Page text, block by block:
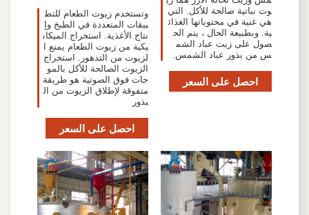
وت نباتية صالحة للأكل. التي
هي غنية في محتوياتها الغذائ
ية. وبطبيعة الحال ، يتم الح
صول على زيت عباد الشم
س من بذور عباد الشمس.
احصل على السعر
وتستخدم زيوت الطعام للتط
بيقات المتعددة في الطبخ وإ
نتاج الأغذية. استخراج الميكان
يكية من زيوت الطعام يمنع ا
لزيوت من التدهور. استخراج
الزيوت الصالحة للأكل بالمو
جات فوق الصوتية هو طريقة
متفوقة لإطلاق الزيوت من ال
بذور
احصل على السعر